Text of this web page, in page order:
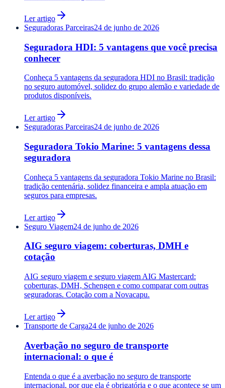
Ler artigo
Seguradoras Parceiras24 de junho de 2026
Seguradora HDI: 5 vantagens que você precisa
conhecer
Conheça 5 vantagens da seguradora HDI no Brasil: tradição
no seguro automóvel, solidez do grupo alemão e variedade de
produtos disponíveis.
Ler artigo
Seguradoras Parceiras24 de junho de 2026
Seguradora Tokio Marine: 5 vantagens dessa
seguradora
Conheça 5 vantagens da seguradora Tokio Marine no Brasil:
tradição centenária, solidez financeira e ampla atuação em
seguros para empresas.
Ler artigo
Seguro Viagem24 de junho de 2026
AIG seguro viagem: coberturas, DMH e
cotação
AIG seguro viagem e seguro viagem AIG Mastercard:
coberturas, DMH, Schengen e como comparar com outras
seguradoras. Cotação com a Novacapu.
Ler artigo
Transporte de Carga24 de junho de 2026
Averbação no seguro de transporte
internacional: o que é
Entenda o que é a averbação no seguro de transporte
internacional, por que ela é obrigatória e o que acontece se um